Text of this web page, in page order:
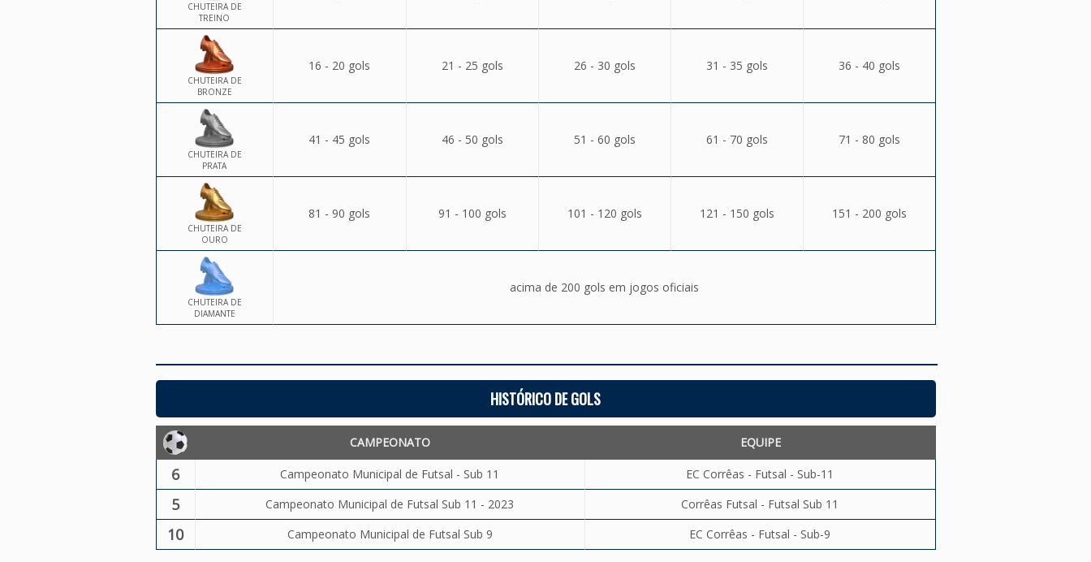
CHUTEIRA DE
TREINO
CHUTEIRA DE
BRONZE
16 - 20 gols 21 - 25 gols 26 - 30 gols 31 - 35 gols 36 - 40 gols
CHUTEIRA DE
PRATA
41 - 45 gols 46 - 50 gols 51 - 60 gols 61 - 70 gols 71 - 80 gols
CHUTEIRA DE
OURO
81 - 90 gols 91 - 100 gols 101 - 120 gols 121 - 150 gols 151 - 200 gols
CHUTEIRA DE
DIAMANTE
acima de 200 gols em jogos oficiais
HISTÓRICO DE GOLS
CAMPEONATO EQUIPE
6 Campeonato Municipal de Futsal - Sub 11 EC Corrêas - Futsal - Sub-11
5 Campeonato Municipal de Futsal Sub 11 - 2023 Corrêas Futsal - Futsal Sub 11
10 Campeonato Municipal de Futsal Sub 9 EC Corrêas - Futsal - Sub-9